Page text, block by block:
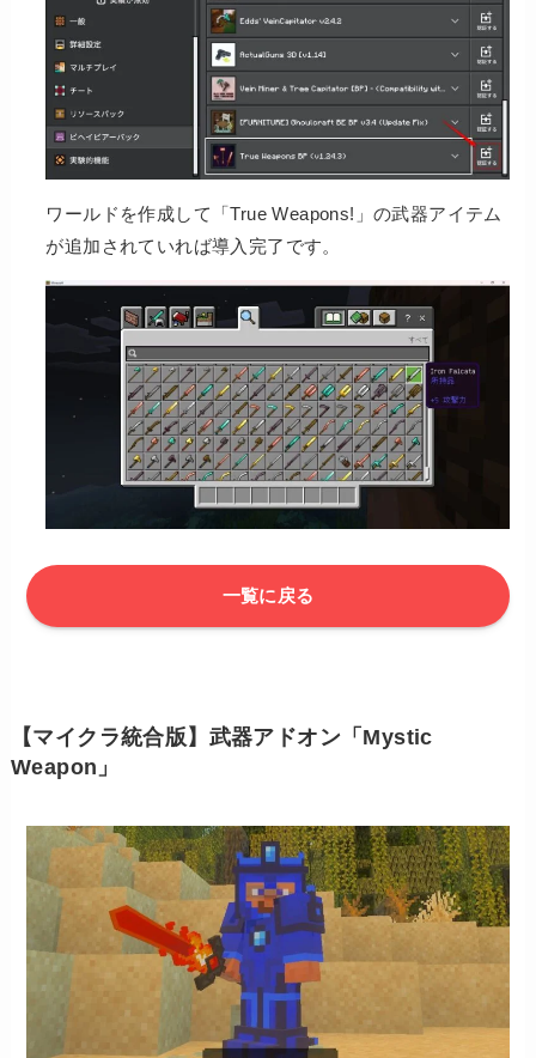
ワールドを作成して「True Weapons!」の武器アイテム
が追加されていれば導入完了です。
一覧に戻る
【マイクラ統合版】武器アドオン「Mystic
Weapon」